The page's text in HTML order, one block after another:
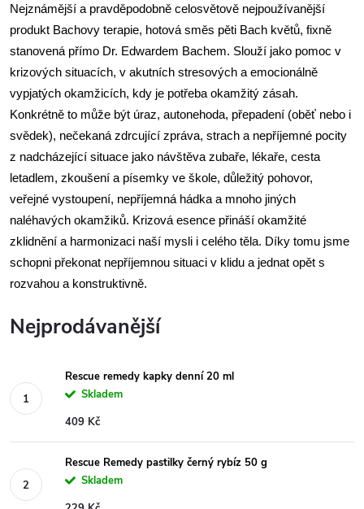
Nejznámější a pravděpodobně celosvětově nejpoužívanější
produkt Bachovy terapie, hotová směs pěti Bach květů, fixně
stanovená přímo Dr. Edwardem Bachem. Slouží jako pomoc v
krizových situacích, v akutních stresových a emocionálně
vypjatých okamžicích, kdy je potřeba okamžitý zásah.
Konkrétně to může být úraz, autonehoda, přepadení (oběť nebo i
svědek), nečekaná zdrcující zpráva, strach a nepříjemné pocity
z nadcházející situace jako návštěva zubaře, lékaře, cesta
letadlem, zkoušení a písemky ve škole, důležitý pohovor,
veřejné vystoupení, nepříjemná hádka a mnoho jiných
naléhavých okamžiků. Krizová esence přináší okamžité
zklidnění a harmonizaci naší mysli i celého těla. Díky tomu jsme
schopni překonat nepříjemnou situaci v klidu a jednat opět s
rozvahou a konstruktivně.
Nejprodávanější
Rescue remedy kapky denní 20 ml
Skladem
409 Kč
Rescue Remedy pastilky černý rybíz 50 g
Skladem